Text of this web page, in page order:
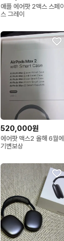
애플 에어팟 2맥스 스페이
스 그레이
520,000원
에어팟 맥스2 올해 6월에
기변보상